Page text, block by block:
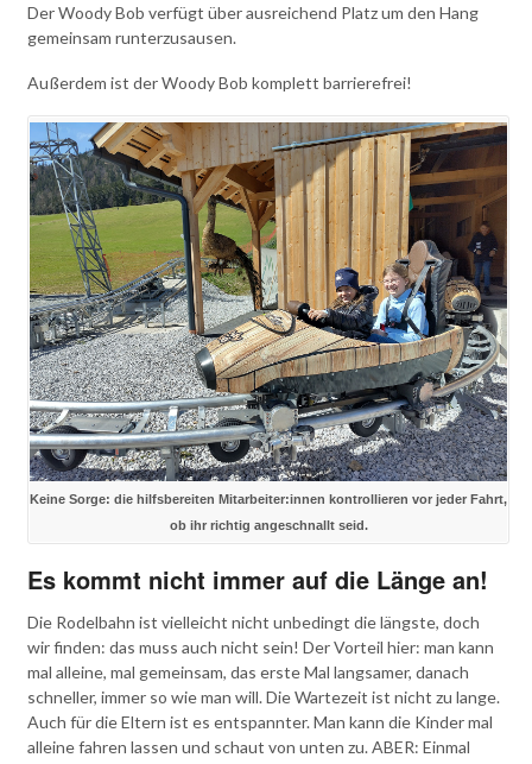
Der Woody Bob verfügt über ausreichend Platz um den Hang
gemeinsam runterzusausen.
Außerdem ist der Woody Bob komplett barrierefrei!
Keine Sorge: die hilfsbereiten Mitarbeiter:innen kontrollieren vor jeder Fahrt,
ob ihr richtig angeschnallt seid.
Es kommt nicht immer auf die Länge an!
Die Rodelbahn ist vielleicht nicht unbedingt die längste, doch
wir finden: das muss auch nicht sein! Der Vorteil hier: man kann
mal alleine, mal gemeinsam, das erste Mal langsamer, danach
schneller, immer so wie man will. Die Wartezeit ist nicht zu lange.
Auch für die Eltern ist es entspannter. Man kann die Kinder mal
alleine fahren lassen und schaut von unten zu. ABER: Einmal